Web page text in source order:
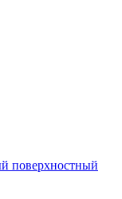
поверхностный